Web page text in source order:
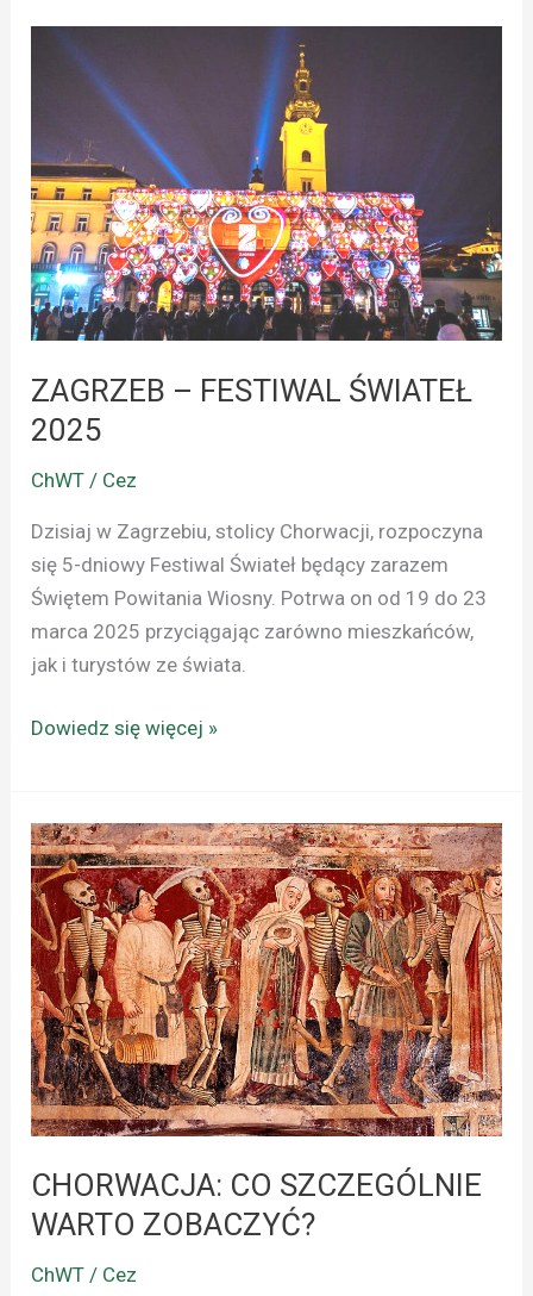
ZAGRZEB – FESTIWAL ŚWIATEŁ
2025
ChWT / Cez
Dzisiaj w Zagrzebiu, stolicy Chorwacji, rozpoczyna
się 5-dniowy Festiwal Świateł będący zarazem
Świętem Powitania Wiosny. Potrwa on od 19 do 23
marca 2025 przyciągając zarówno mieszkańców,
jak i turystów ze świata.
ZAGRZEB
FESTIWAL
ŚWIATEŁ
2025
Dowiedz się więcej »
CHORWACJA: CO SZCZEGÓLNIE
WARTO ZOBACZYĆ?
ChWT / Cez
CHORWACJA:
CO
SZCZEGÓLNIE
WARTO
ZOBACZYĆ?